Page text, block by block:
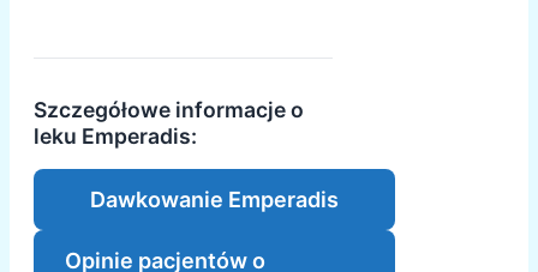
Szczegółowe informacje o
leku Emperadis:
Dawkowanie Emperadis
Opinie pacjentów o